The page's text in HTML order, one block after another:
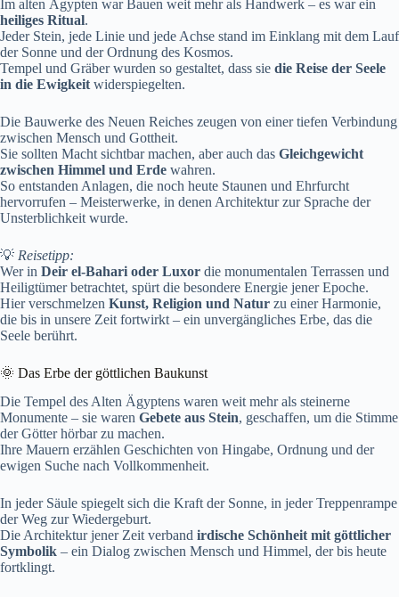
Im alten Ägypten war Bauen weit mehr als Handwerk – es war ein
heiliges Ritual.
Jeder Stein, jede Linie und jede Achse stand im Einklang mit dem Lauf
der Sonne und der Ordnung des Kosmos.
Tempel und Gräber wurden so gestaltet, dass sie die Reise der Seele
in die Ewigkeit widerspiegelten.
Die Bauwerke des Neuen Reiches zeugen von einer tiefen Verbindung
zwischen Mensch und Gottheit.
Sie sollten Macht sichtbar machen, aber auch das Gleichgewicht
zwischen Himmel und Erde wahren.
So entstanden Anlagen, die noch heute Staunen und Ehrfurcht
hervorrufen – Meisterwerke, in denen Architektur zur Sprache der
Unsterblichkeit wurde.
💡 Reisetipp:
Wer in Deir el-Bahari oder Luxor die monumentalen Terrassen und
Heiligtümer betrachtet, spürt die besondere Energie jener Epoche.
Hier verschmelzen Kunst, Religion und Natur zu einer Harmonie,
die bis in unsere Zeit fortwirkt – ein unvergängliches Erbe, das die
Seele berührt.
🌞 Das Erbe der göttlichen Baukunst
Die Tempel des Alten Ägyptens waren weit mehr als steinerne
Monumente – sie waren Gebete aus Stein, geschaffen, um die Stimme
der Götter hörbar zu machen.
Ihre Mauern erzählen Geschichten von Hingabe, Ordnung und der
ewigen Suche nach Vollkommenheit.
In jeder Säule spiegelt sich die Kraft der Sonne, in jeder Treppenrampe
der Weg zur Wiedergeburt.
Die Architektur jener Zeit verband irdische Schönheit mit göttlicher
Symbolik – ein Dialog zwischen Mensch und Himmel, der bis heute
fortklingt.